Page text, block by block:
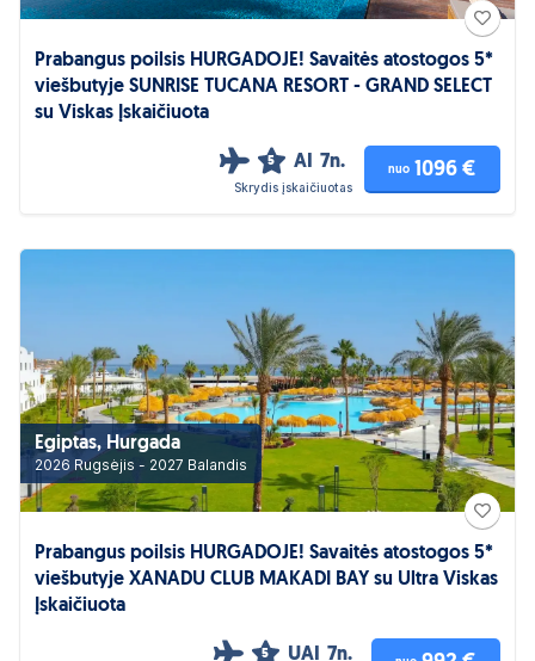
Prabangus poilsis HURGADOJE! Savaitės atostogos 5*
viešbutyje SUNRISE TUCANA RESORT - GRAND SELECT
su Viskas Įskaičiuota
5 AI 7n.
Skrydis įskaičiuotas
nuo 1096 €
Egiptas, Hurgada
2026 Rugsėjis - 2027 Balandis
Prabangus poilsis HURGADOJE! Savaitės atostogos 5*
viešbutyje XANADU CLUB MAKADI BAY su Ultra Viskas
Įskaičiuota
5 UAI 7n.